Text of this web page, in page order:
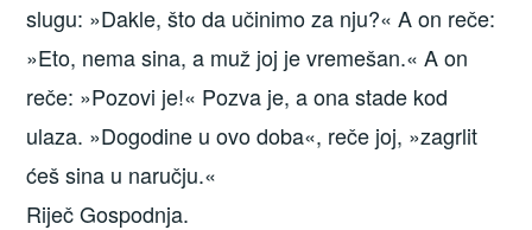
slugu: »Dakle, što da učinimo za nju?« A on reče:
»Eto, nema sina, a muž joj je vremešan.« A on
reče: »Pozovi je!« Pozva je, a ona stade kod
ulaza. »Dogodine u ovo doba«, reče joj, »zagrlit
ćeš sina u naručju.«
Riječ Gospodnja.